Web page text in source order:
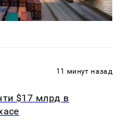
11 минут назад
$17 млрд в